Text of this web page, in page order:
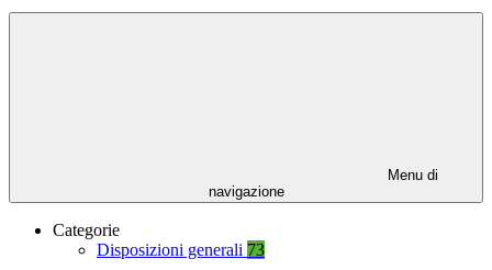
Menu di
navigazione
Categorie
Disposizioni generali 73